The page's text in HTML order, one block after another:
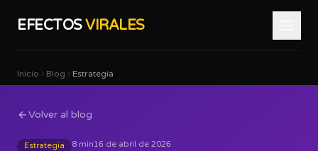
EFECTOSVIRALES
Inicio Blog Estrategia
Volver al blog
Estrategia 8 min16 de abril de 2026